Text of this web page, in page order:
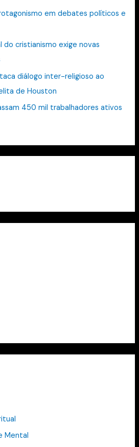
em debates políticos e
do cristianismo exige novas
diálogo inter-religioso ao
de Houston
450 mil trabalhadores ativos
Mental